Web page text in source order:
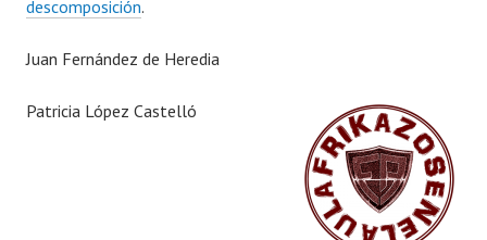
descomposición.
Juan Fernández de Heredia
Patricia López Castelló